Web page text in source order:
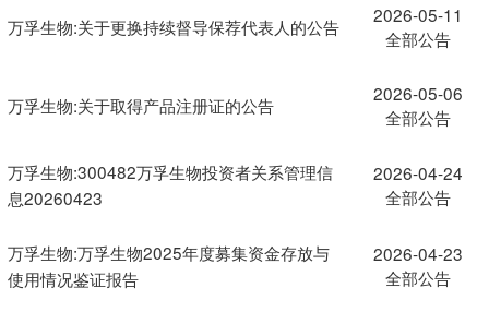
万孚生物:关于更换持续督导保荐代表人的公告
2026-05-11
全部公告
万孚生物:关于取得产品注册证的公告
2026-05-06
全部公告
万孚生物:300482万孚生物投资者关系管理信
息20260423
2026-04-24
全部公告
万孚生物:万孚生物2025年度募集资金存放与
使用情况鉴证报告
2026-04-23
全部公告